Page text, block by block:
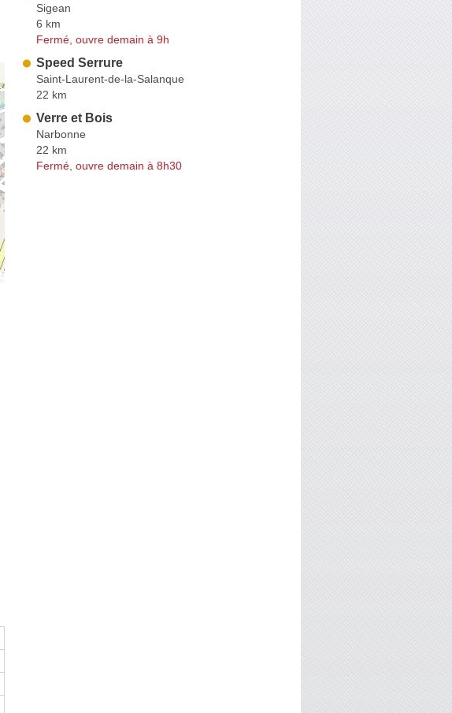
Sigean
6 km
Fermé, ouvre demain à 9h
Speed Serrure
Saint-Laurent-de-la-Salanque
22 km
Verre et Bois
Narbonne
22 km
Fermé, ouvre demain à 8h30